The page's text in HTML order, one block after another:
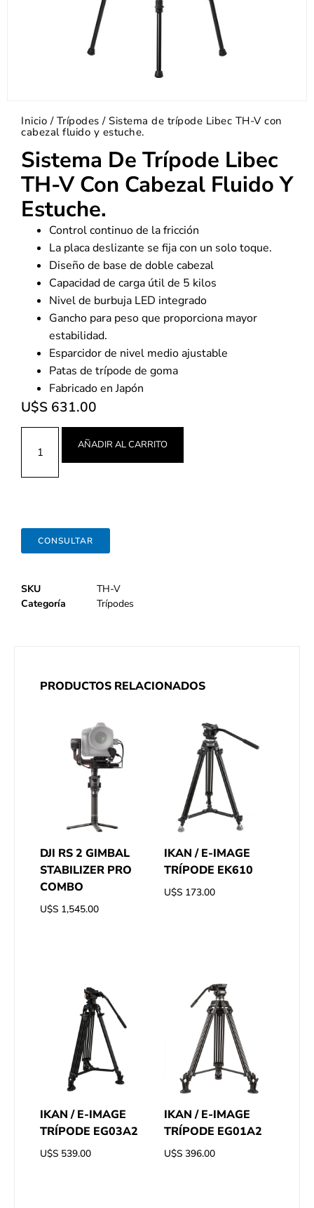
Inicio / Trípodes / Sistema de trípode Libec TH-V con
cabezal fluido y estuche.
Sistema De Trípode Libec
TH-V Con Cabezal Fluido Y
Estuche.
Control continuo de la fricción
La placa deslizante se fija con un solo toque.
Diseño de base de doble cabezal
Capacidad de carga útil de 5 kilos
Nivel de burbuja LED integrado
Gancho para peso que proporciona mayor
estabilidad.
Esparcidor de nivel medio ajustable
Patas de trípode de goma
Fabricado en Japón
U$S 631.00
AÑADIR AL CARRITO
CONSULTAR
SKU
TH-V
Categoría
Trípodes
PRODUCTOS RELACIONADOS
DJI RS 2 GIMBAL
STABILIZER PRO
COMBO
U$S 1,545.00
IKAN / E-IMAGE
TRÍPODE EK610
U$S 173.00
IKAN / E-IMAGE
TRÍPODE EG03A2
U$S 539.00
IKAN / E-IMAGE
TRÍPODE EG01A2
U$S 396.00